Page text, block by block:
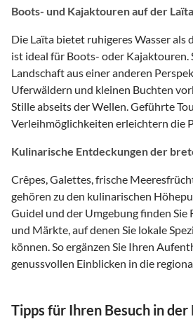
Boots- und Kajaktouren auf der Laïta
Die Laïta bietet ruhigeres Wasser als
ist ideal für Boots- oder Kajaktouren.
Landschaft aus einer anderen
Uferwäldern und kleinen Buchten
Stille abseits der Wellen. Geführte
Verleihmöglichkeiten erleichtern die
Kulinarische Entdeckungen der
Crêpes, Galettes, frische
gehören zu den kulinarischen
Guidel und der Umgebung finden Sie
und Märkte, auf denen Sie lokale
können. So ergänzen Sie Ihren
genussvollen Einblicken in die
Tipps für Ihren Besuch in der